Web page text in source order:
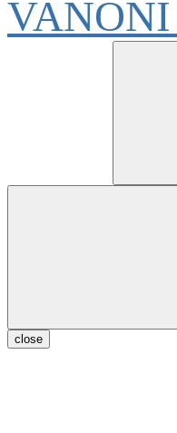
VANONI
close